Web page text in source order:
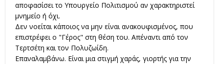
αποφασίσει το Υπουργείο Πολιτισμού αν χαρακτηριστεί
μνημείο ή όχι.
Δεν νοείται κάποιος να μην είναι ανακουφισμένος, που
επιστρέφει ο "Γέρος" στη θέση του. Απέναντι από τον
Τερτσέτη και τον Πολυζωίδη.
Επαναλαμβάνω. Είναι μια στιγμή χαράς, γιορτής για την